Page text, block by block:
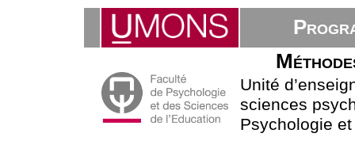
Unité
sciences
Psychologie